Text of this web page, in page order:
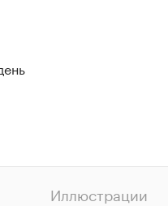
Иллюстрации